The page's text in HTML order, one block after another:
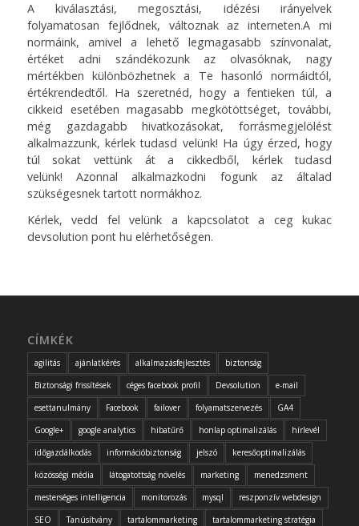
A kiválasztási, megosztási, idézési irányelvek
folyamatosan fejlődnek, változnak az interneten.A mi
normáink, amivel a lehető legmagasabb színvonalat,
értéket adni szándékozunk az olvasóknak, nagy
mértékben különbözhetnek a Te hasonló normáidtól,
értékrendedtől. Ha szeretnéd, hogy a fentieken túl, a
cikkeid esetében magasabb megkötöttséget, további,
még gazdagabb hivatkozásokat, forrásmegjelölést
alkalmazzunk, kérlek tudasd velünk! Ha úgy érzed, hogy
túl sokat vettünk át a cikkedből, kérlek tudasd
velünk! Azonnal alkalmazkodni fogunk az általad
szükségesnek tartott normákhoz.
Kérlek, vedd fel velünk a kapcsolatot a ceg kukac
devsolution pont hu elérhetőségen.
CÍMKÉK
agilitás ajánlatkérés alkalmazásfejlesztés
biztonság
Biztonsági frissítések
céges facebook profil Devsolution
e-mail
esettanulmány
Facebook failover folyamatszervezés
GA4
Google+
google analytics hibatűrő honlap optimalizálás
hírlevél
időgazdálkodás
információbiztonság jelszó
keresőoptimalizálás
közösségi média
látogatottság növelés marketing
menedzsment
mesterséges intelligencia
monitorozás mysql
reszponzív webdesign
SEO
Tanúsítvány tartalommarketing
tartalommarketing stratégia